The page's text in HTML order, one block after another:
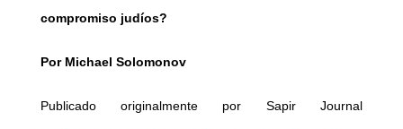
compromiso judíos?
Por Michael Solomonov
Publicado originalmente por Sapir Journal